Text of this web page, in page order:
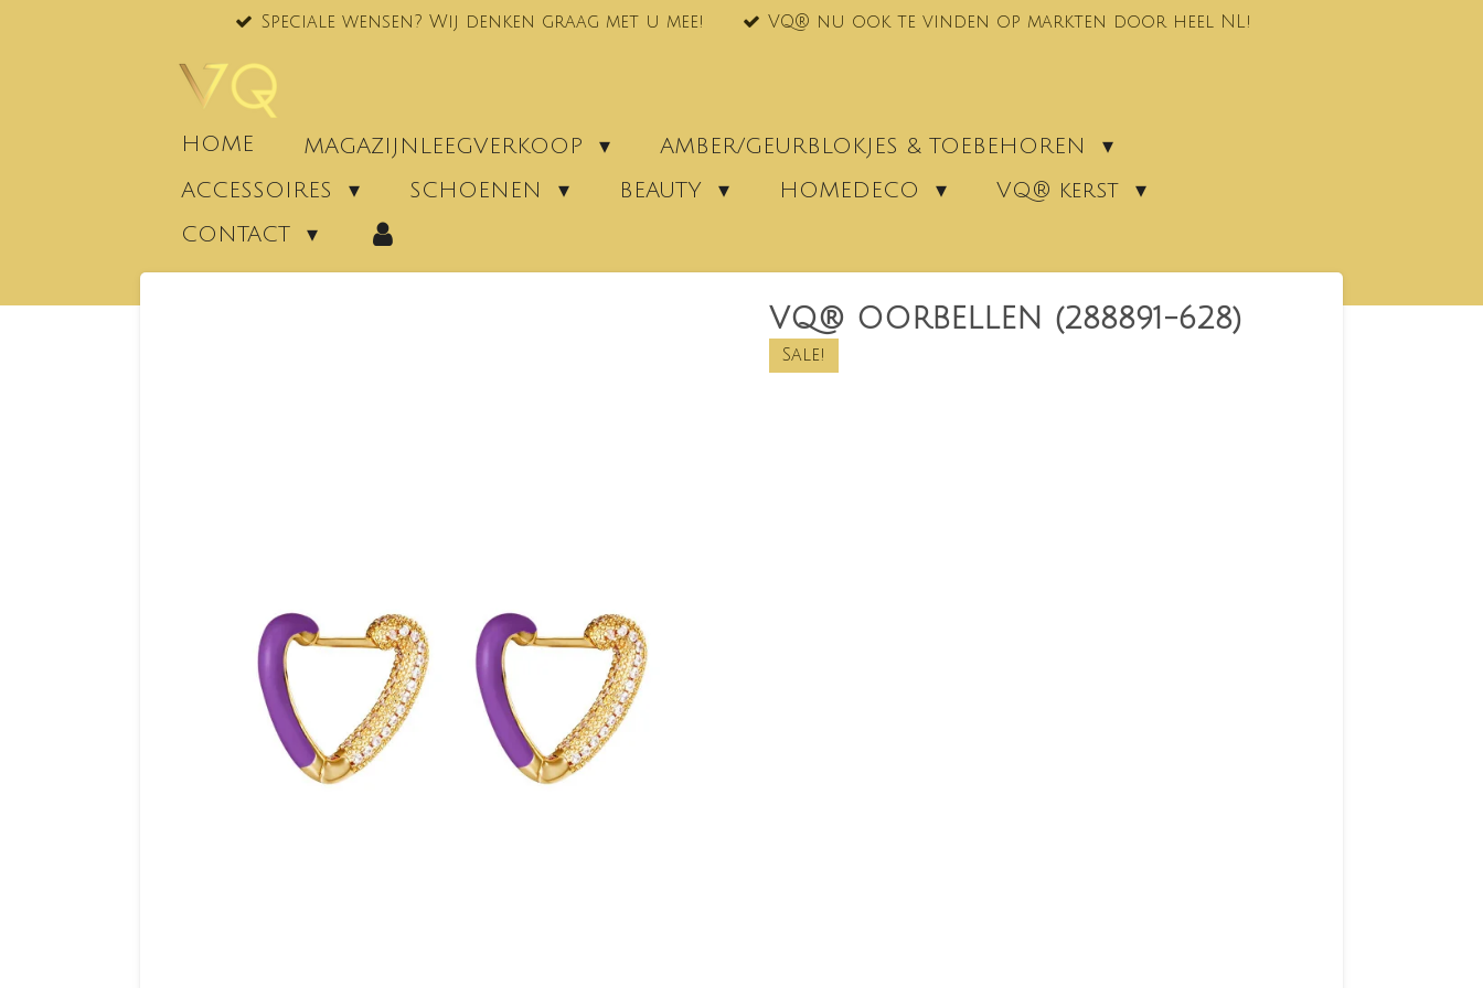
Speciale wensen? Wij denken graag met u mee! VQ® nu ook te vinden op markten door heel NL!
HOME MAGAZIJNLEEGVERKOOP
AMBER/GEURBLOKJES & TOEBEHOREN
ACCESSOIRES
SCHOENEN BEAUTY HOMEDECO
VQ® kerst
CONTACT
VQ® OORBELLEN (288891-628)
Sale!